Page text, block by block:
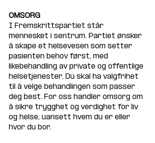
OMSORG
I Fremskrittspartiet står
mennesket i sentrum. Partiet ønsker
å skape et helsevesen som setter
pasienten behov først, med
likebehandling av private og offentlige
helsetjenester. Du skal ha valgfrihet
til å velge behandlingen som passer
deg best. For oss handler omsorg om
å sikre trygghet og verdighet for liv
og helse, uansett hvem du er eller
hvor du bor.